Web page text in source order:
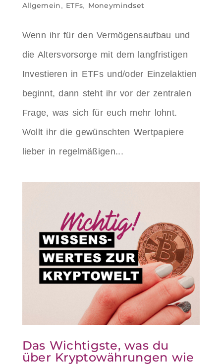
Allgemein ETFs Moneymindset
Wenn ihr für den Vermögensaufbau und
die Altersvorsorge mit dem langfristigen
Investieren in ETFs und/oder Einzelaktien
beginnt, dann steht ihr vor der zentralen
Frage, was sich für euch mehr lohnt.
Wollt ihr die gewünschten Wertpapiere
lieber in regelmäßigen...
Das Wichtigste, was du
über Kryptowährungen wie